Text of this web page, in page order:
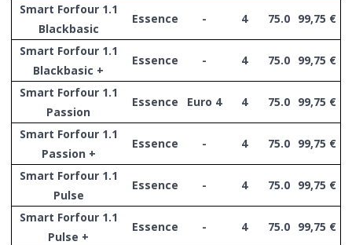
Smart Forfour 1.1
Blackbasic
Essence - 4 75.0 99,75 €
Smart Forfour 1.1
Blackbasic +
Essence - 4 75.0 99,75 €
Smart Forfour 1.1
Passion
Essence Euro 4 4 75.0 99,75 €
Smart Forfour 1.1
Passion +
Essence - 4 75.0 99,75 €
Smart Forfour 1.1
Pulse
Essence - 4 75.0 99,75 €
Smart Forfour 1.1
Pulse +
Essence - 4 75.0 99,75 €